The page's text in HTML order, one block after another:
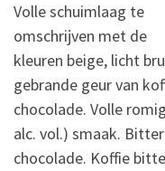
Volle schuimlaag te
omschrijven met de
kleuren beige, licht
gebrande geur van
chocolade. Volle
alc. vol.) smaak.
chocolade. Koffie